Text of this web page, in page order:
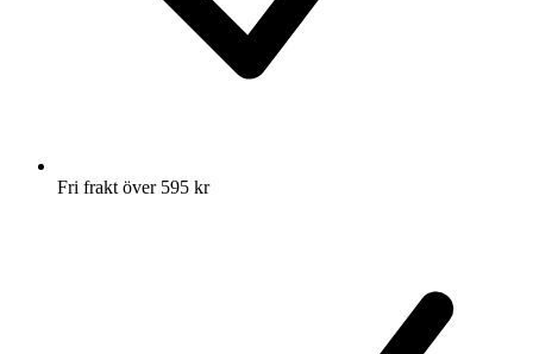
Fri frakt över 595 kr